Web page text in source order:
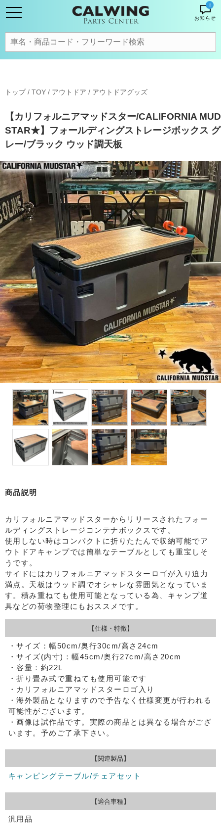
!
お知らせ
トップ/ TOY / アウトドア / アウトドアグッズ
【カリフォルニアマッドスター/CALIFORNIA MUD
STAR★】フォールディングストレージボックス グ
レー/ブラック ウッド調天板
商品説明
カリフォルニアマッドスターからリリースされたフォー
ルディングストレージコンテナボックスです。
使用しない時はコンパクトに折りたたんで収納可能でア
ウトドアキャンプでは簡単なテーブルとしても重宝しそ
うです。
サイドにはカリフォルニアマッドスターロゴが入り迫力
満点。天板はウッド調でオシャレな雰囲気となっていま
す。積み重ねても使用可能となっている為、キャンプ道
具などの荷物整理にもおススメです。
【仕様・特徴】
・サイズ：幅50cm/奥行30cm/高さ24cm
・サイズ(内寸)：幅45cm/奥行27cm/高さ20cm
・容量：約22L
・折り畳み式で重ねても使用可能です
・カリフォルニアマッドスターロゴ入り
・海外製品となりますので予告なく仕様変更が行われる
可能性がございます。
・画像は試作品です。実際の商品とは異なる場合がござ
います。予めご了承下さい。
【関連製品】
キャンピングテーブル/チェアセット
【適合車種】
汎用品